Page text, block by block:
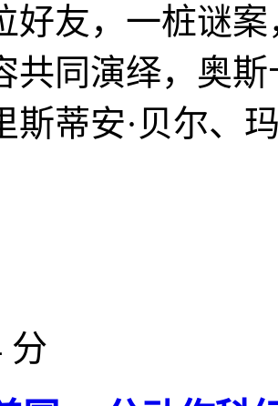
，一桩谜案
共同演绎，奥斯
斯蒂安·贝尔、
分